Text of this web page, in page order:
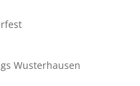
Wusterhausen